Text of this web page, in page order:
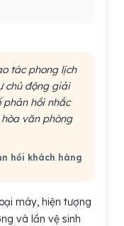
tác phong lịch
chủ động giải
phản hồi nhắc
văn phòng
hồi khách hàng
máy, hiện tượng
và lần vệ sinh